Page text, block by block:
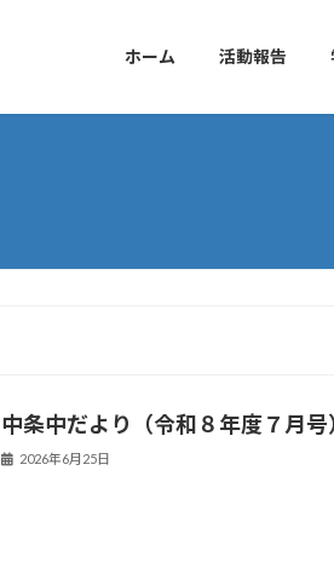
ホーム 活動報告
中条中だより（令和８年度７月号
2026年6月25日